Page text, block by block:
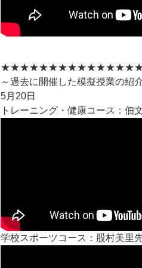
～過去に開催した模擬授業の紹
5月20日
トレーニング・健康コース：佃
学校スポーツコース：股村美里